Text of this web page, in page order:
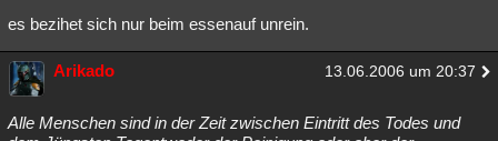
es bezihet sich nur beim essenauf unrein.
Arikado 13.06.2006 um 20:37
Alle Menschen sind in der Zeit zwischen Eintritt des Todes und